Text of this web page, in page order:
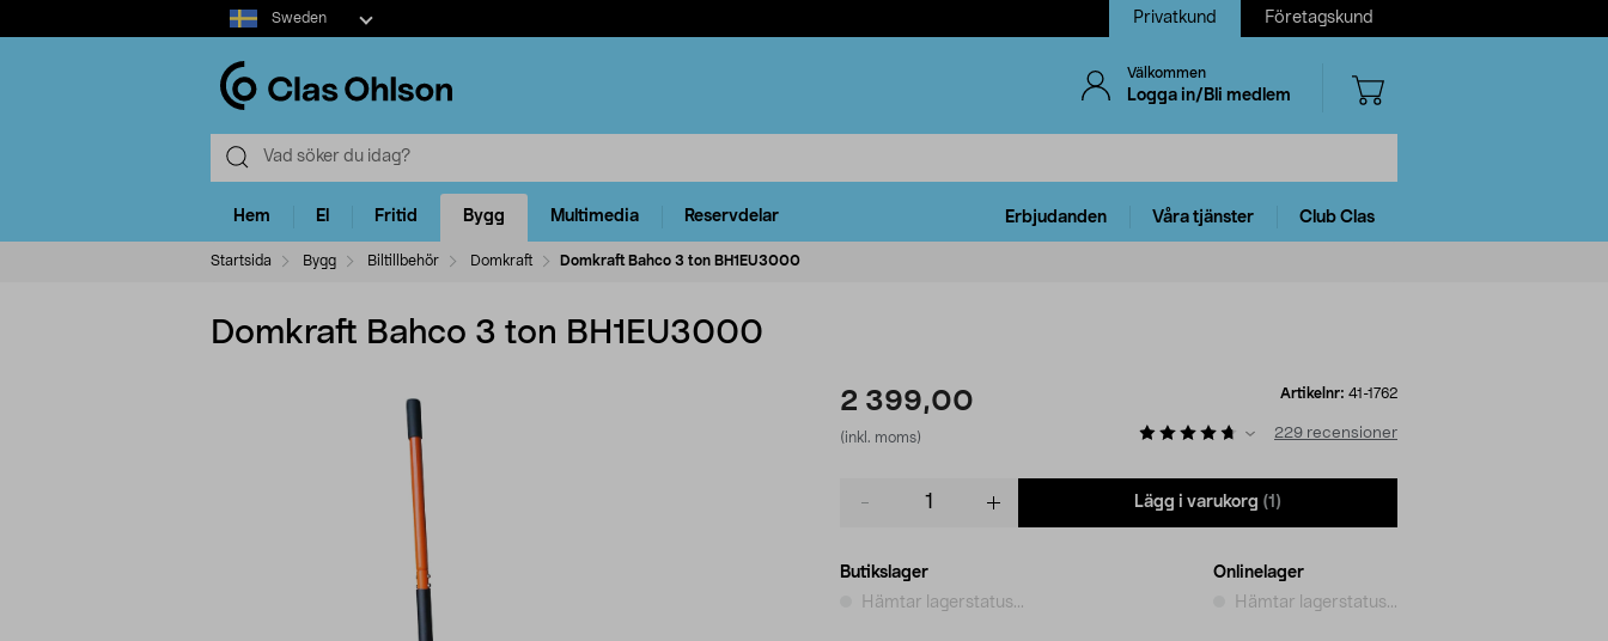
Select
market
Sweden Privatkund Företagskund
Välkommen
Logga in/Bli medlem
Hem El Fritid Bygg Multimedia Reservdelar Erbjudanden Våra tjänster Club Clas
Startsida Bygg Biltillbehör Domkraft Domkraft Bahco 3 ton BH1EU3000
Domkraft Bahco 3 ton BH1EU3000
2 399,00
(inkl. moms)
Artikelnr: 41-1762
229 recensioner
Lägg i varukorg (1)
Butikslager
Hämtar lagerstatus...
Onlinelager
Hämtar lagerstatus...